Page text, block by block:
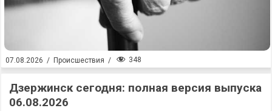
07.08.2026 / Происшествия / 348
Дзержинск сегодня: полная версия выпуска
06.08.2026